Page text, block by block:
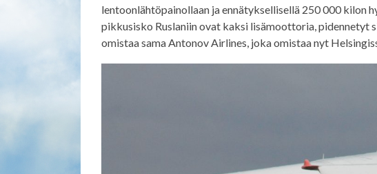
lentoonlähtöpainollaan ja ennätyksellisellä 250 000 kilon
pikkusisko Ruslaniin ovat kaksi lisämoottoria, pidennetyt
omistaa sama Antonov Airlines, joka omistaa nyt